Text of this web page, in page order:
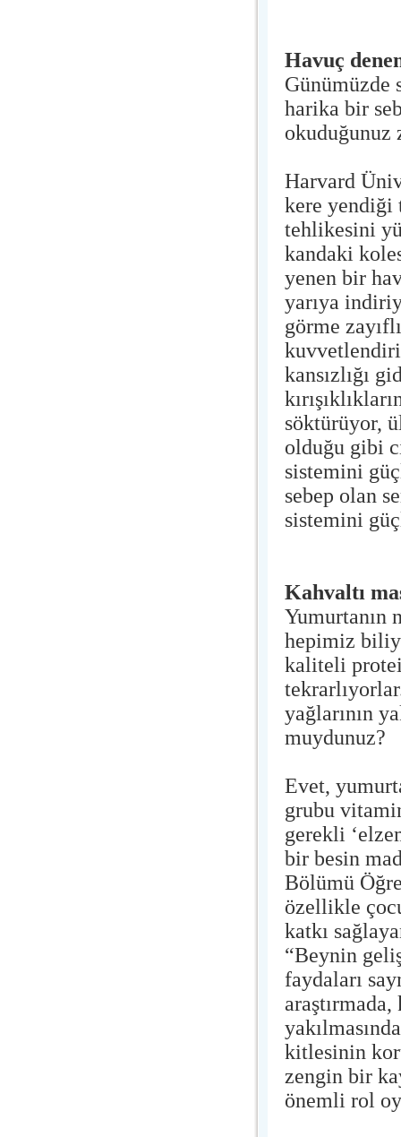
Havuç
Günümüzde
harika bir
okuduğunuz
Harvard
kere yendiği
tehlikesini
kandaki
yenen bir
yarıya
görme
kansızlığı
söktürüyor,
olduğu gibi
sistemini
sebep olan
sistemini
Kahvaltı
Yumurtanın
hepimiz
kaliteli
yağlarının
muydunuz?
Evet,
grubu
gerekli
bir besin
Bölümü
özellikle
katkı
“Beynin
faydaları
kitlesinin
zengin bir
önemli rol